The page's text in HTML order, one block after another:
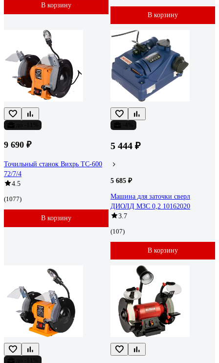
В корзину
В корзину
9 690 ₽
Точильный станок Вихрь ТС-600
72/7/4
4.5
(1077)
В корзину
5 444 ₽
5 685 ₽
Машина для заточки сверл
ДИОЛД МЗС 0,2 10162020
3.7
(107)
В корзину